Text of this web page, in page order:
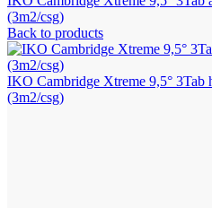
(3m2/csg)
Back to products
IKO Cambridge Xtreme 9,5° 3Tab
(3m2/csg)